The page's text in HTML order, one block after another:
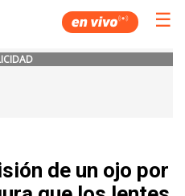
☰
de un ojo por